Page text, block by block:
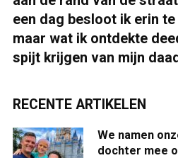
een dag besloot ik erin te
maar wat ik ontdekte
spijt krijgen van mijn daad
RECENTE ARTIKELEN
We namen
dochter mee